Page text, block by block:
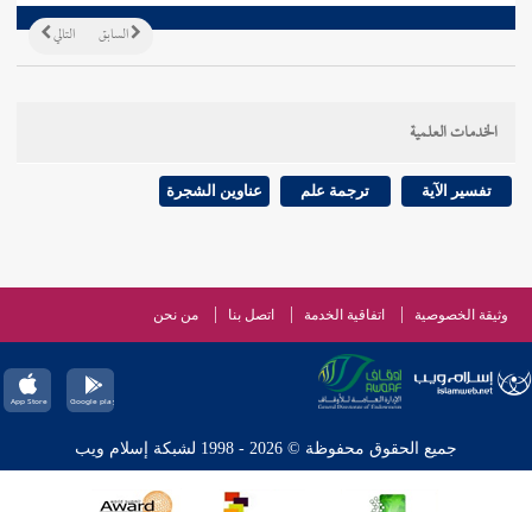
التالي السابق
الخدمات العلمية
تفسير الآية ترجمة علم عناوين الشجرة
وثيقة الخصوصية اتفاقية الخدمة اتصل بنا من نحن
جميع الحقوق محفوظة © 2026 - 1998 لشبكة إسلام ويب